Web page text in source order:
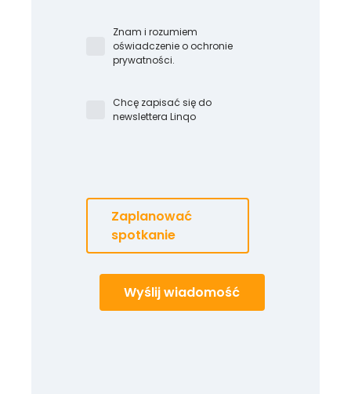
Znam i rozumiem
oświadczenie o ochronie
prywatności.
Chcę zapisać się do
newslettera Linqo
Zaplanować
spotkanie
Wyślij wiadomość